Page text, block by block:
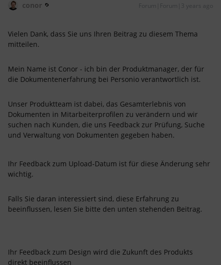
conor Forum|Forum|3 years ago
Vielen Dank, dass Sie uns Ihren Beitrag zu diesem Thema
mitteilen.
Mein Name ist Conor - ich bin der Produktmanager, der für
die Dokumentenerfahrung bei Personio verantwortlich ist.
Unser Produktteam ist dabei, das Gesamterlebnis von
Dokumenten in Mitarbeiterprofilen zu verändern und wir
suchen nach Kunden, die uns Feedback zur Prüfung, Suche
und Verwaltung von Dokumenten gegeben haben.
Ihr Feedback zum Upload-Datum ist für diese Änderung sehr
wichtig.
Falls Sie daran interessiert sind, diese Erfahrung zu
beeinflussen, lesen Sie bitte den unten stehenden Beitrag.
Ihr Feedback zum Design wird die Zukunft des Produkts
direkt beeinflussen